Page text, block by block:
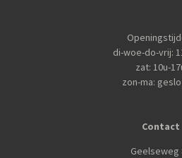
di-woe-do-vrij:
zat: 10u-
zon-ma:
Contact
Geelseweg